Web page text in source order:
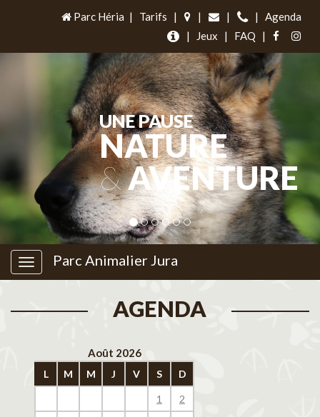
Parc Héria | Tarifs | | | |
Agenda
|
Jeux | FAQ |
UNE PAUSE
NATURE
&AVENTURE
Parc Animalier Jura
AGENDA
Août 2026
L M M J V S D
1 2